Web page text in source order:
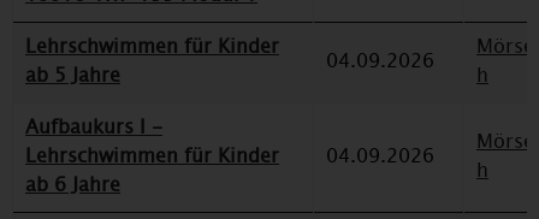
Lehrschwimmen für Kinder
ab 5 Jahre
04.09.2026
h
Aufbaukurs I -
Lehrschwimmen für Kinder
ab 6 Jahre
04.09.2026
h